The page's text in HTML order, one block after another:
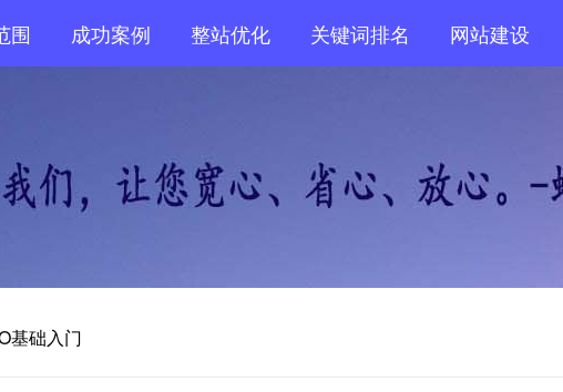
围 成功案例 整站优化 关键词排名 网站建设
基础入门